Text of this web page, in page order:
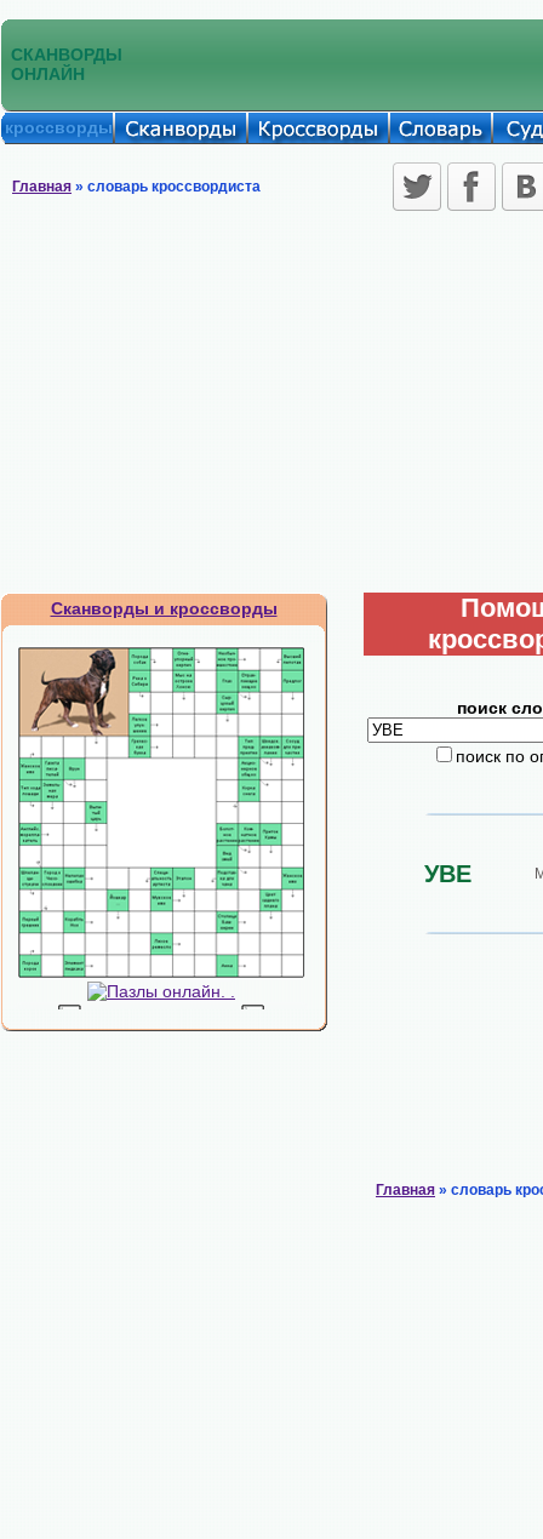
СКАНВОРДЫ
ОНЛАЙН
кроссворды
Главная » словарь кроссвордиста
Сканворды и кроссворды
поиск
поиск по
УВЕ
Главная » словарь